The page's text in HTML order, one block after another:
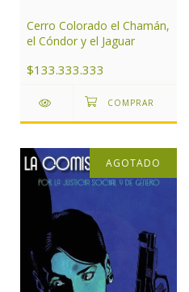
Cerro Colorado el Chamán,
el Cóndor y el Jaguar
$133.333.333
AGOTADO